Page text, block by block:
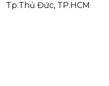
Tp.Thủ Đức, TP.HCM